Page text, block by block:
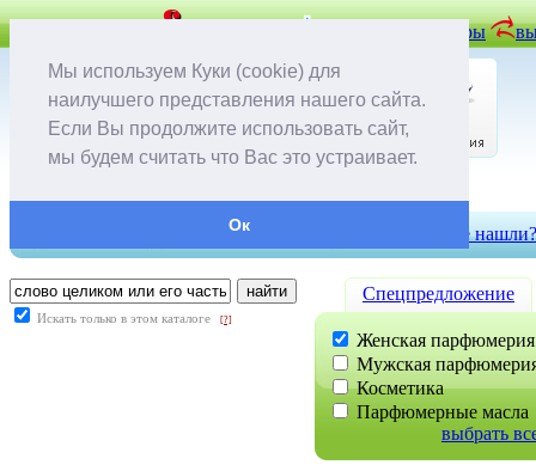
Мы используем Куки (cookie) для
наилучшего представления нашего сайта.
Если Вы продолжите использовать сайт,
мы будем считать что Вас это устраивает.
Ок
отложенные товары
доставка и оплата не нашли?
Искать только в этом каталоге [?]
Cпецпредложение
Женская парфюмерия
Мужская
Косметика
Парфюмерные масла
выбрать